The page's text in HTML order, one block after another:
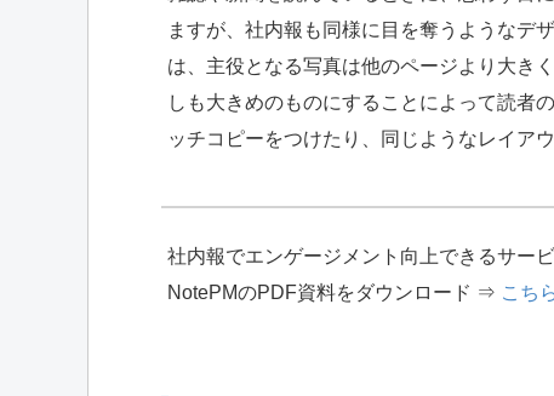
ますが、社内報も同様に目を奪うようなデ
は、主役となる写真は他のページより大き
しも大きめのものにすることによって読者
ッチコピーをつけたり、同じようなレイア
社内報でエンゲージメント向上できるサービ
NotePMのPDF資料をダウンロード ⇒ こち